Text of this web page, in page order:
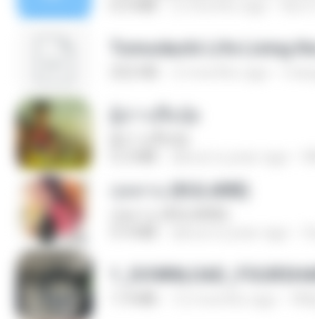
กุหลาบ (KULARB)